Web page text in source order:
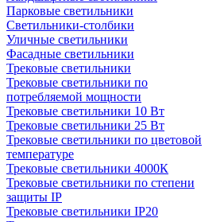
Парковые светильники
Светильники-столбики
Уличные светильники
Фасадные светильники
Трековые светильники
Трековые светильники по
потребляемой мощности
Трековые светильники 10 Вт
Трековые светильники 25 Вт
Трековые светильники по цветовой
температуре
Трековые светильники 4000К
Трековые светильники по степени
защиты IP
Трековые светильники IP20